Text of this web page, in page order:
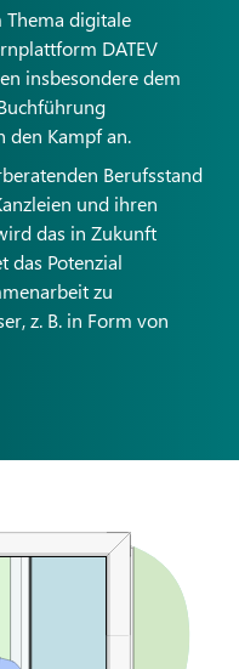
Thema digitale
DATEV
insbesondere dem
den Kampf an.
Berufsstand
und ihren
das in Zukunft
das Potenzial
zu
z. B. in Form von